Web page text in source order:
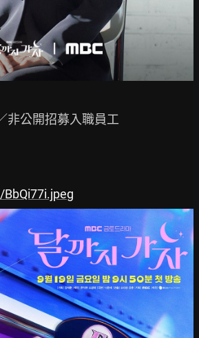
非公開招募入職員工